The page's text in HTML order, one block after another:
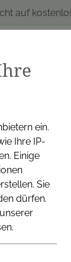
auf
APOTHEKE
ein.
Ihre IP-
Einige
Sie
dürfen.